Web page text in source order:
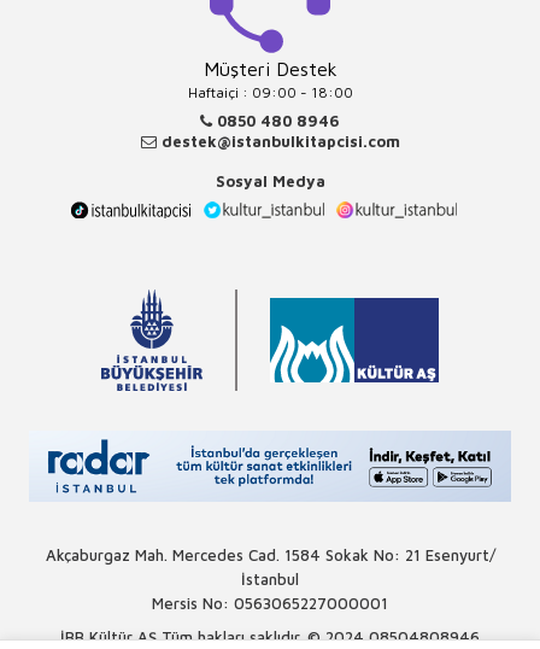
Müşteri Destek
Haftaiçi : 09:00 - 18:00
0850 480 8946
destek@istanbulkitapcisi.com
Sosyal Medya
Akçaburgaz Mah. Mercedes Cad. 1584 Sokak No: 21 Esenyurt/
İstanbul
Mersis No: 0563065227000001
İBB Kültür AŞ Tüm hakları saklıdır. © 2024 08504808946